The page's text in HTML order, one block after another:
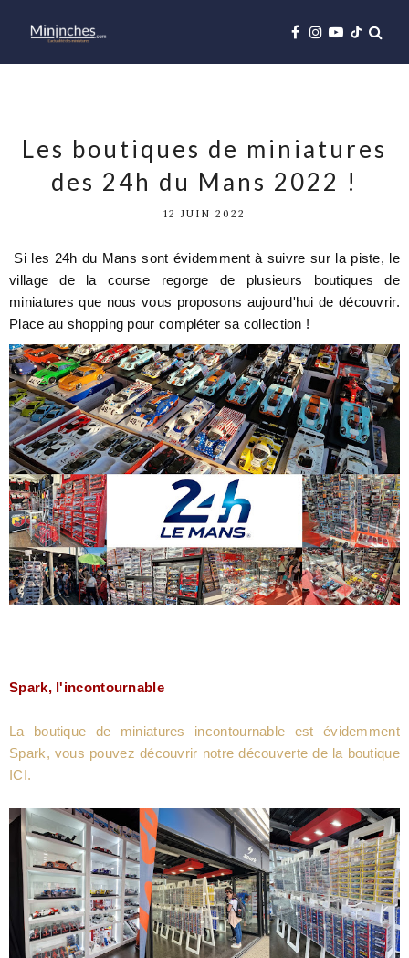
Les boutiques de miniatures
des 24h du Mans 2022 !
12 JUIN 2022
Si les 24h du Mans sont évidemment à suivre sur la piste, le
village de la course regorge de plusieurs boutiques de
miniatures que nous vous proposons aujourd'hui de découvrir.
Place au shopping pour compléter sa collection !
Spark, l'incontournable
La boutique de miniatures incontournable est évidemment
Spark, vous pouvez découvrir notre découverte de la boutique
ICI.